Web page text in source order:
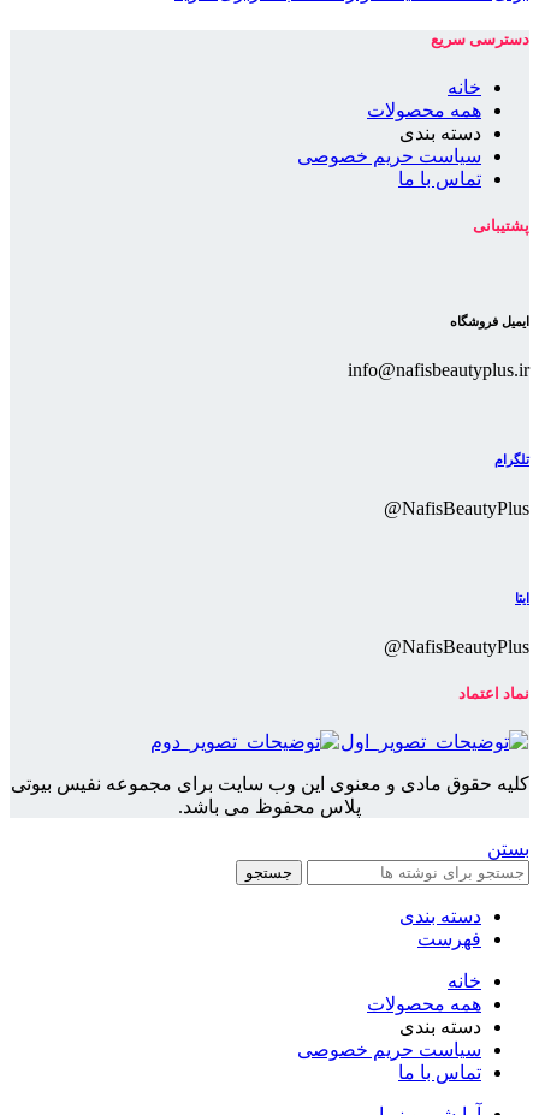
دسترسی سریع
خانه
همه محصولات
دسته بندی
سیاست حریم خصوصی
تماس با ما
پشتیبانی
ایمیل فروشگاه
info@nafisbeautyplus.ir
تلگرام
NafisBeautyPlus@
ایتا
NafisBeautyPlus@
نماد اعتماد
کلیه حقوق مادی و معنوی این وب سایت برای مجموعه نفیس بیوتی
پلاس محفوظ می باشد.
بستن
جستجو
دسته بندی
فهرست
خانه
همه محصولات
دسته بندی
سیاست حریم خصوصی
تماس با ما